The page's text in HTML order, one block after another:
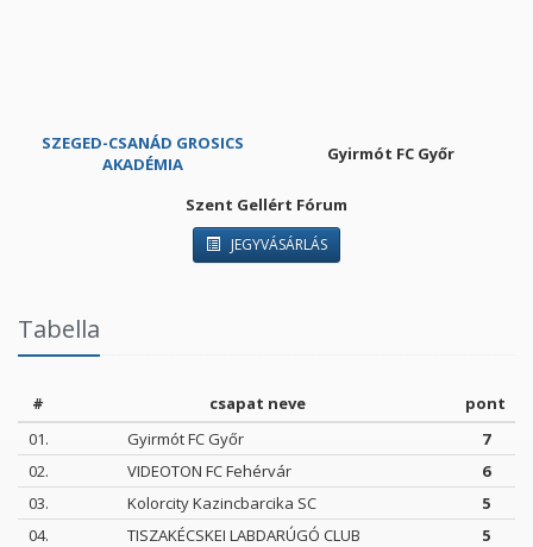
SZEGED-CSANÁD GROSICS
AKADÉMIA
Gyirmót FC Győr
Szent Gellért Fórum
JEGYVÁSÁRLÁS
Tabella
# csapat neve
pont
01.
Gyirmót FC Győr
7
02.
VIDEOTON FC Fehérvár
6
03.
Kolorcity Kazincbarcika SC
5
04.
TISZAKÉCSKEI LABDARÚGÓ CLUB
5